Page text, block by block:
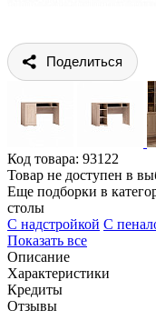
Поделиться
Код товара: 93122
Товар не доступен в
Еще подборки в
столы
C надстройкой C
Показать все
Описание
Характеристики
Кредиты
Отзывы